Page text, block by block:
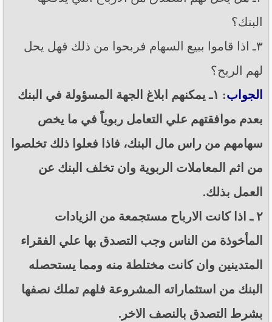
البنك؟
٣ـ اذا قاموا ببيع السهام فربحوا من ذلك فهل يحل
لهم الربح؟
الجواب
: ١ـ يمكنهم ابلاغ الجهة المسؤولة في البنك
بعدم موافقتهم علي التعامل ربوياً في ما يخص
سهامهم من راس مال البنك، فاذا فعلوا ذلك تخلصوا
من اثم المعاملات الربوية وان تخلف البنك عن
العمل بذلك.
٢ ـ اذا كانت الارباح مستجمعة من الزيادات
المأخوذة من الناس وجب التصدق بها علي الفقراء
المتدينين وان كانت مختلطة منه ومما يستحصله
البنك من استثماراته المشروعة فلهم تملك نصفها
بشرط التصدق بالنصف الاخر.